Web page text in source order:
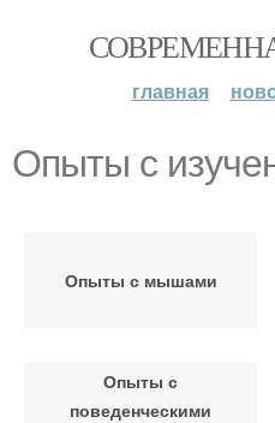
главная
Опыты с
Опыты с мышами
Опыты с
поведенческими